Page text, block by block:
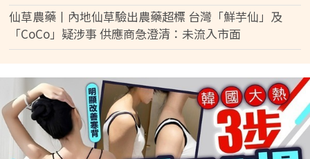
仙草農藥丨內地仙草驗出農藥超標 台灣「鮮芋仙」及
「CoCo」疑涉事 供應商急澄清：未流入市面